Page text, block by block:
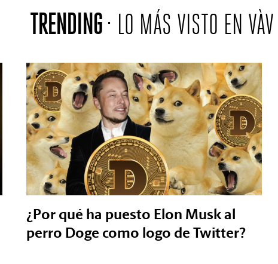
TRENDING LO MÁS VISTO EN VÀV
¿Por qué ha puesto Elon Musk al
perro Doge como logo de Twitter?